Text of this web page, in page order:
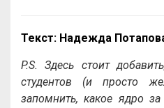
Текст: Надежда
P.S. Здесь стоит
студентов (и просто
запомнить, какое ядро